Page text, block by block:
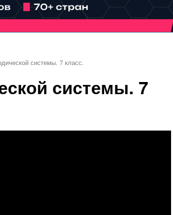
системы. 7 класс.
системы. 7